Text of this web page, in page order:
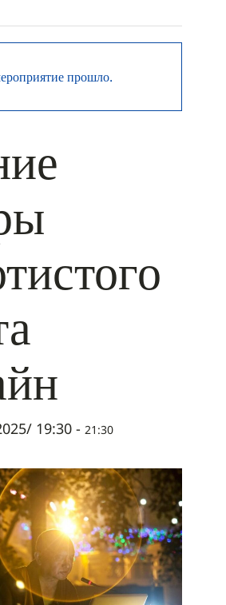
прошло.
19:30 - 21:30